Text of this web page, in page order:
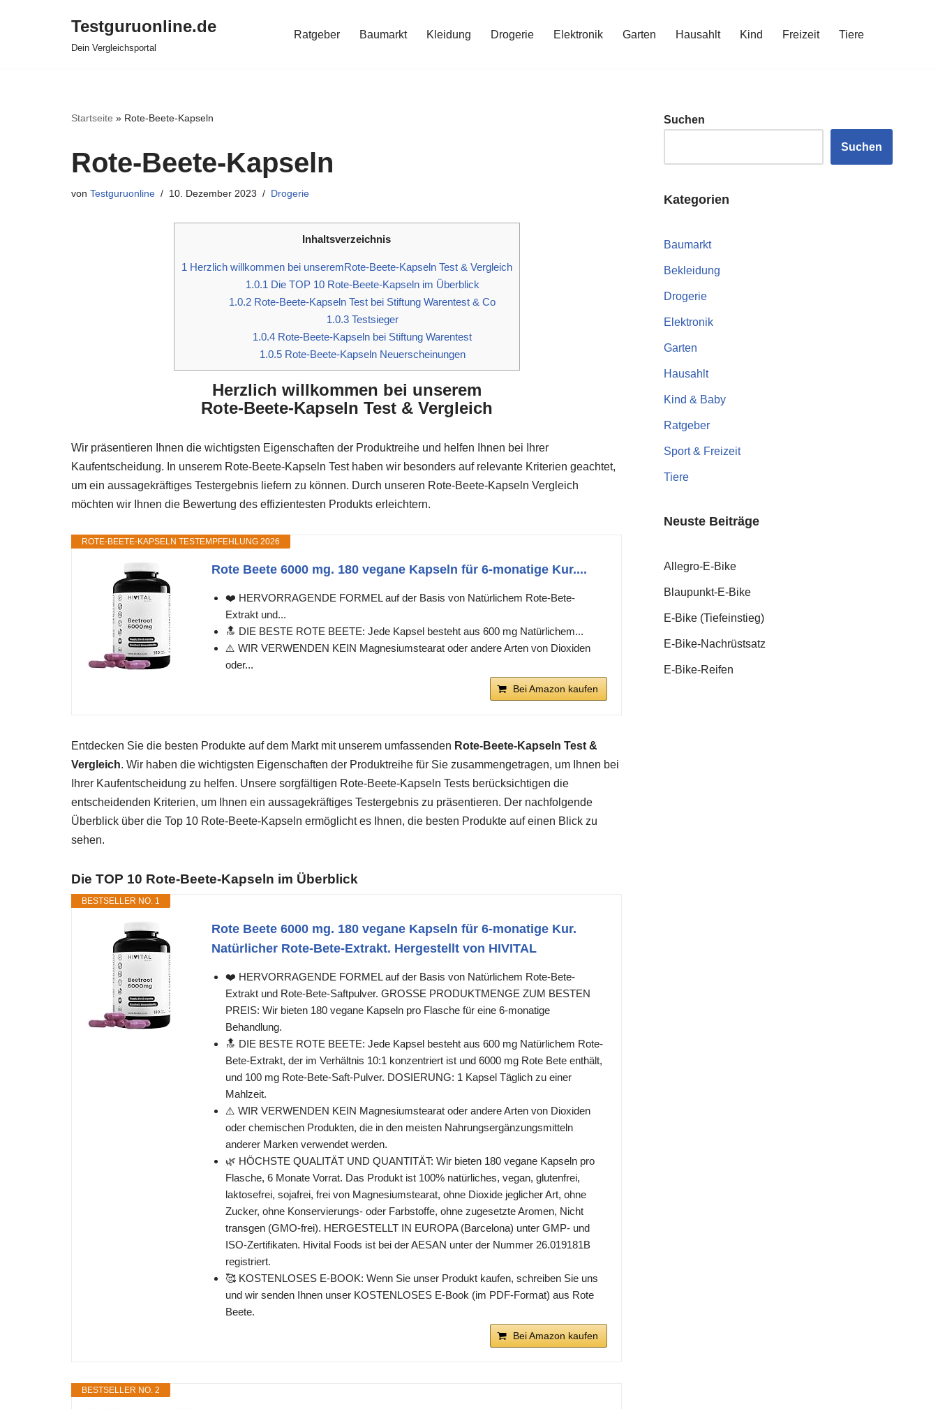
Testguruonline.de
Dein Vergleichsportal
Ratgeber Baumarkt Kleidung Drogerie Elektronik Garten Hausahlt Kind Freizeit Tiere
Startseite » Rote-Beete-Kapseln
Rote-Beete-Kapseln
von Testguruonline 10. Dezember 2023 Drogerie
Inhaltsverzeichnis
1 Herzlich willkommen bei unseremRote-Beete-Kapseln Test & Vergleich
1.0.1 Die TOP 10 Rote-Beete-Kapseln im Überblick
1.0.2 Rote-Beete-Kapseln Test bei Stiftung Warentest & Co
1.0.3Testsieger
1.0.4 Rote-Beete-Kapseln bei Stiftung Warentest
1.0.5Rote-Beete-Kapseln Neuerscheinungen
Herzlich willkommen bei unserem
Rote-Beete-Kapseln Test & Vergleich
Wir präsentieren Ihnen die wichtigsten Eigenschaften der Produktreihe und helfen Ihnen bei Ihrer
Kaufentscheidung. In unserem Rote-Beete-Kapseln Test haben wir besonders auf relevante Kriterien geachtet,
um ein aussagekräftiges Testergebnis liefern zu können. Durch unseren Rote-Beete-Kapseln Vergleich
möchten wir Ihnen die Bewertung des effizientesten Produkts erleichtern.
ROTE-BEETE-KAPSELN TESTEMPFEHLUNG 2026
Rote Beete 6000 mg. 180 vegane Kapseln für 6-monatige Kur....
❤️ HERVORRAGENDE FORMEL auf der Basis von Natürlichem Rote-Bete-
Extrakt und...
🔝 DIE BESTE ROTE BEETE: Jede Kapsel besteht aus 600 mg Natürlichem...
⚠️ WIR VERWENDEN KEIN Magnesiumstearat oder andere Arten von Dioxiden
oder...
Bei Amazon kaufen
Entdecken Sie die besten Produkte auf dem Markt mit unserem umfassenden Rote-Beete-Kapseln Test &
Vergleich. Wir haben die wichtigsten Eigenschaften der Produktreihe für Sie zusammengetragen, um Ihnen bei
Ihrer Kaufentscheidung zu helfen. Unsere sorgfältigen Rote-Beete-Kapseln Tests berücksichtigen die
entscheidenden Kriterien, um Ihnen ein aussagekräftiges Testergebnis zu präsentieren. Der nachfolgende
Überblick über die Top 10 Rote-Beete-Kapseln ermöglicht es Ihnen, die besten Produkte auf einen Blick zu
sehen.
Die TOP 10 Rote-Beete-Kapseln im Überblick
BESTSELLER NO. 1
Rote Beete 6000 mg. 180 vegane Kapseln für 6-monatige Kur.
Natürlicher Rote-Bete-Extrakt. Hergestellt von HIVITAL
❤️ HERVORRAGENDE FORMEL auf der Basis von Natürlichem Rote-Bete-
Extrakt und Rote-Bete-Saftpulver. GROSSE PRODUKTMENGE ZUM BESTEN
PREIS: Wir bieten 180 vegane Kapseln pro Flasche für eine 6-monatige
Behandlung.
🔝 DIE BESTE ROTE BEETE: Jede Kapsel besteht aus 600 mg Natürlichem Rote-
Bete-Extrakt, der im Verhältnis 10:1 konzentriert ist und 6000 mg Rote Bete enthält,
und 100 mg Rote-Bete-Saft-Pulver. DOSIERUNG: 1 Kapsel Täglich zu einer
Mahlzeit.
⚠️ WIR VERWENDEN KEIN Magnesiumstearat oder andere Arten von Dioxiden
oder chemischen Produkten, die in den meisten Nahrungsergänzungsmitteln
anderer Marken verwendet werden.
🌿 HÖCHSTE QUALITÄT UND QUANTITÄT: Wir bieten 180 vegane Kapseln pro
Flasche, 6 Monate Vorrat. Das Produkt ist 100% natürliches, vegan, glutenfrei,
laktosefrei, sojafrei, frei von Magnesiumstearat, ohne Dioxide jeglicher Art, ohne
Zucker, ohne Konservierungs- oder Farbstoffe, ohne zugesetzte Aromen, Nicht
transgen (GMO-frei). HERGESTELLT IN EUROPA (Barcelona) unter GMP- und
ISO-Zertifikaten. Hivital Foods ist bei der AESAN unter der Nummer 26.019181B
registriert.
🥰 KOSTENLOSES E-BOOK: Wenn Sie unser Produkt kaufen, schreiben Sie uns
und wir senden Ihnen unser KOSTENLOSES E-Book (im PDF-Format) aus Rote
Beete.
Bei Amazon kaufen
BESTSELLER NO. 2
Suchen
Suchen
Kategorien
Baumarkt
Bekleidung
Drogerie
Elektronik
Garten
Hausahlt
Kind & Baby
Ratgeber
Sport & Freizeit
Tiere
Neuste Beiträge
Allegro-E-Bike
Blaupunkt-E-Bike
E-Bike (Tiefeinstieg)
E-Bike-Nachrüstsatz
E-Bike-Reifen